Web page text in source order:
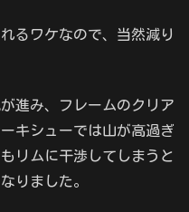
るワケなので、当然減り
進み、フレームのクリア
キシューでは山が高過ぎ
リムに干渉してしまうと
りました。